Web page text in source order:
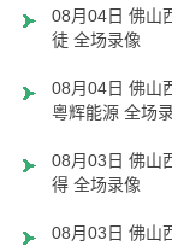
08月04日 佛山
徒 全场录像
08月04日 佛山
粵辉能源 全场
08月03日 佛山
得 全场录像
08月03日 佛山